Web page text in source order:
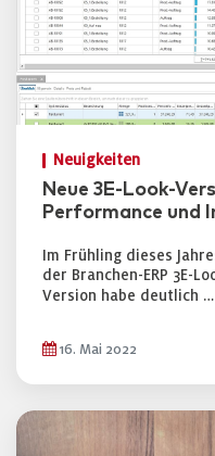
Neuigkeiten
Neue 3E-Look-
Performance und
Im Frühling dieses
der Branchen-ERP 3E-
Version habe deutlich …
16. Mai 2022